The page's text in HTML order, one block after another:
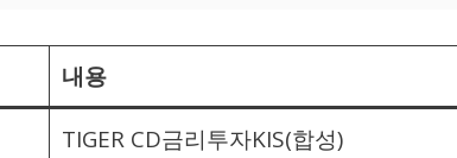
내용
TIGER CD금리투자KIS(합성)